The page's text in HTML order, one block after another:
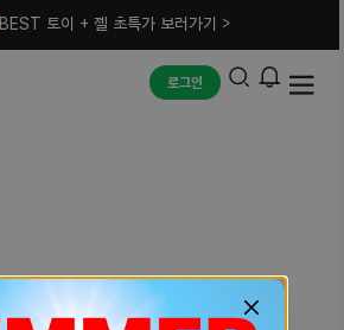
BEST 토이 + 젤 초특가 보러가기 >
로그인